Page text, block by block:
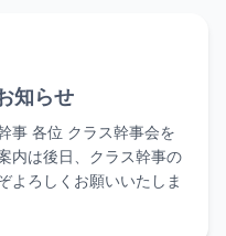
知らせ
事 各位 クラス幹事会を
内は後日、クラス幹事の
よろしくお願いいたしま